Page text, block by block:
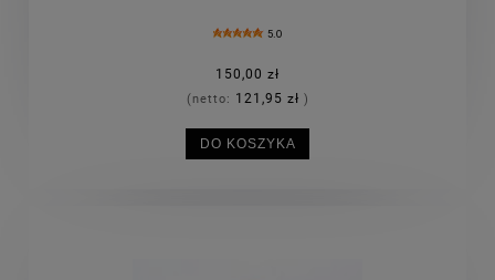
5.0
150,00 zł
(netto: 121,95 zł )
DO KOSZYKA